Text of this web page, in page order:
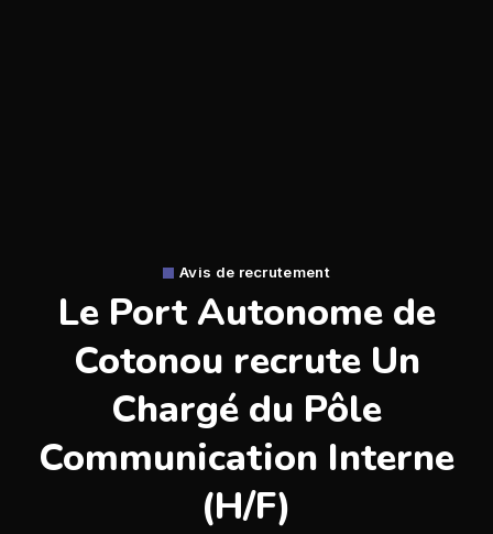
Avis de recrutement
Le Port Autonome de
Cotonou recrute Un
Chargé du Pôle
Communication Interne
(H/F)